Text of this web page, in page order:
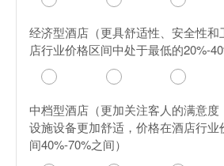
经济型酒店（更具舒适性、安全性
店行业价格区间中处于最低的20%-
中档型酒店（更加关注客人的满意度
设施设备更加舒适，价格在酒店行业
间40%-70%之间）